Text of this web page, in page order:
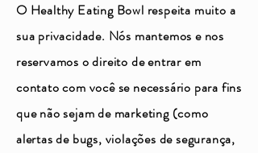
O Healthy Eating Bowl respeita muito a
sua privacidade. Nós mantemos e nos
reservamos o direito de entrar em
contato com você se necessário para fins
que não sejam de marketing (como
alertas de bugs, violações de segurança,